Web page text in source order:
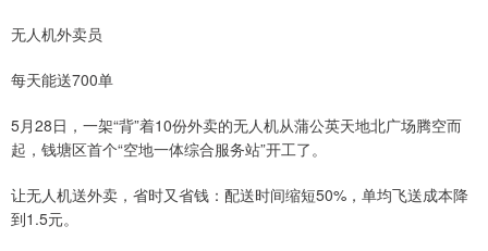
无人机外卖员
每天能送700单
5月28日，一架“背”着10份外卖的无人机从蒲公英天地北广场腾空而
起，钱塘区首个“空地一体综合服务站”开工了。
让无人机送外卖，省时又省钱：配送时间缩短50%，单均飞送成本降
到1.5元。